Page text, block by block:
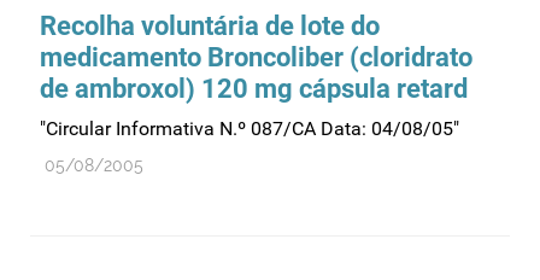
Recolha voluntária de lote do
medicamento Broncoliber (cloridrato
de ambroxol) 120 mg cápsula retard
"Circular Informativa N.º 087/CA Data: 04/08/05"
05/08/2005